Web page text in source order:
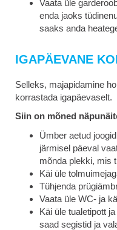
Vaata üle
enda jaoks
saaks anda
IGAPÄEVANE
Selleks, majapidamine
korrastada igapäevaselt.
Siin on mõned
Ümber aetud
järmisel päeval
mõnda plekki, mis
Käi üle
Tühjenda
Vaata üle WC- ja
Käi üle tualetipott
saad segistid ja